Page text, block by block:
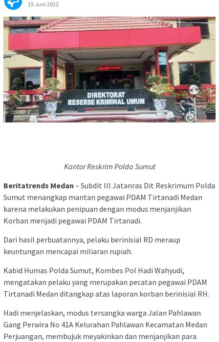
15 Juni 2022
Kantor Reskrim Polda Sumut
Beritatrends Medan – Subdit III Jatanras Dit Reskrimum Polda
Sumut menangkap mantan pegawai PDAM Tirtanadi Medan
karena melakukan penipuan dengan modus menjanjikan
Korban menjadi pegawai PDAM Tirtanadi.
Dari hasil perbuatannya, pelaku berinisial RD meraup
keuntungan mencapai miliaran rupiah.
Kabid Humas Polda Sumut, Kombes Pol Hadi Wahyudi,
mengatakan pelaku yang merupakan pecatan pegawai PDAM
Tirtanadi Medan ditangkap atas laporan korban berinisial RH.
Hadi menjelaskan, modus tersangka warga Jalan Pahlawan
Gang Perwira No 41A Kelurahan Pahlawan Kecamatan Medan
Perjuangan, membujuk meyakinkan dan menjanjikan para